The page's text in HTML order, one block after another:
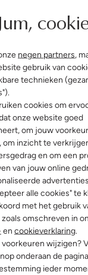
negen partners ,
gebruik van
technieken
cookies om
onze website goed
om jouw
om inzicht te
en om een
van jouw online
alle cookies" te
met het gebruik
omschreven in
en cookieverklaring
voorkeuren wijzigen?
onderaan de
ieder
-60%
Hip
Lage
€ 99,99